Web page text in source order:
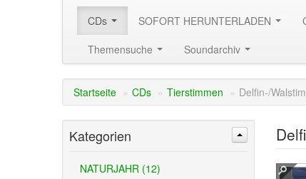
CDs
SOFORT HERUNTERLADEN
Themensuche
Soundarchiv
Startseite » CDs » Tierstimmen » Delfin-/
Kategorien
NATURJAHR (12)